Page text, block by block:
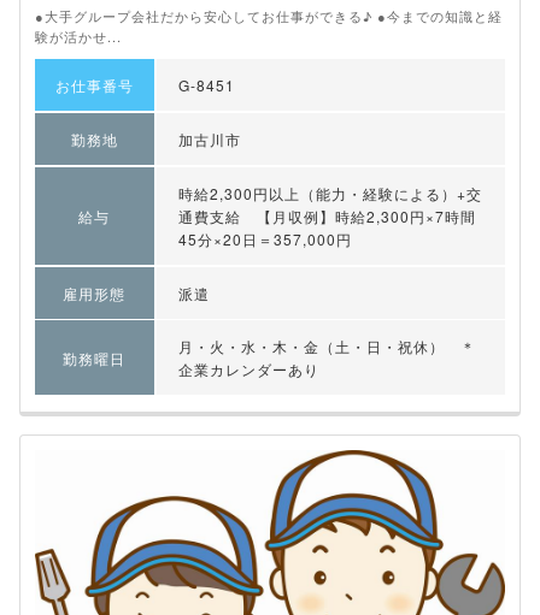
●大手グループ会社だから安心してお仕事ができる♪ ●今までの知識と経
験が活かせ...
お仕事番号 G-8451
勤務地 加古川市
給与
時給2,300円以上（能力・経験による）+交
通費支給 【月収例】時給2,300円×7時間
45分×20日＝357,000円
雇用形態 派遣
勤務曜日
月・火・水・木・金（土・日・祝休） ＊
企業カレンダーあり